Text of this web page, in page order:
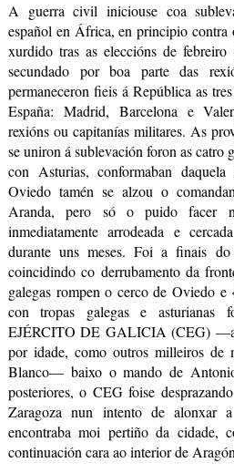
A guerra civil iniciouse coa
español en África, en principio contra
xurdido tras as eleccións de
secundado por boa parte das
permaneceron fieis á República as
España: Madrid, Barcelona e
rexións ou capitanías militares. As
se uniron á sublevación foron as catro
con Asturias, conformaban
Oviedo tamén se alzou o
Aranda, pero só o puido facer
inmediatamente arrodeada e
durante uns meses. Foi a finais
coincidindo co derrubamento da
galegas rompen o cerco de Oviedo e
con tropas galegas e asturianas
EJÉRCITO DE GALICIA (CEG) —
por idade, como outros milleiros de
Blanco— baixo o mando de
posteriores, o CEG foise
Zaragoza nun intento de alonxar
encontraba moi pertiño da cidade,
continuación cara ao interior de